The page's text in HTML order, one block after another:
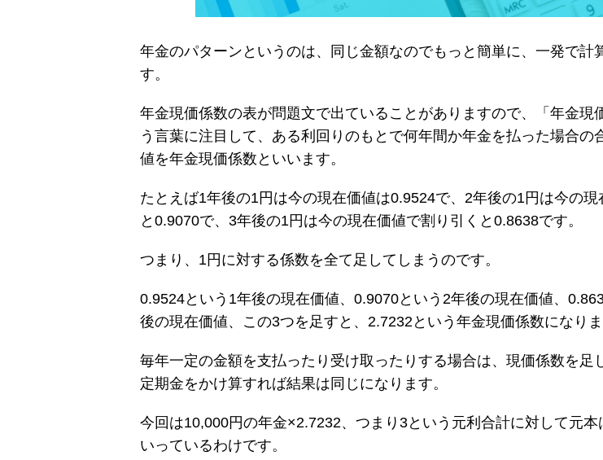
年金のパターンというのは、同じ金額なのでもっと簡単に、一発で計
す。
年金現価係数の表が問題文で出ていることがありますので、「年金現
う言葉に注目して、ある利回りのもとで何年間か年金を払った場合の
値を年金現価係数といいます。
たとえば1年後の1円は今の現在価値は0.9524で、2年後の1円は今の現
と0.9070で、3年後の1円は今の現在価値で割り引くと0.8638です。
つまり、1円に対する係数を全て足してしまうのです。
0.9524という1年後の現在価値、0.9070という2年後の現在価値、
後の現在価値、この3つを足すと、2.7232という年金現価係数になりま
毎年一定の金額を支払ったり受け取ったりする場合は、現価係数を足
定期金をかけ算すれば結果は同じになります。
今回は10,000円の年金×2.7232、つまり3という元利合計に対して元本
いっているわけです。